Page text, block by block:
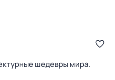
шедевры мира.